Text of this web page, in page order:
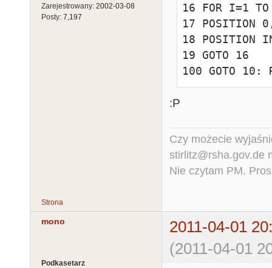
Zarejestrowany: 2002-03-08
Posty: 7,197
16 FOR I=1
17 POSITION
18 POSITION
19 GOTO 16
100 GOTO 10:
:P
Czy możecie
stirlitz@rsha.gov.de
Nie czytam PM.
Strona
mono
2011-04-01
(2011-04-01
Podkasetarz